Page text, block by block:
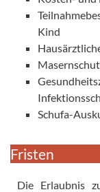
Kind
Schufa-
Fristen
Die Erlaubnis